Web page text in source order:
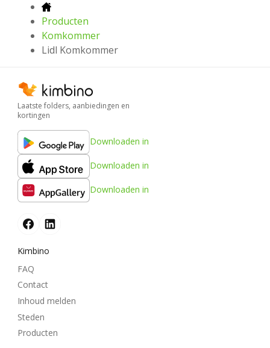
Producten
Komkommer
Lidl Komkommer
Laatste folders, aanbiedingen en
kortingen
Downloaden in
Downloaden in
Downloaden in
Kimbino
FAQ
Contact
Inhoud melden
Steden
Producten